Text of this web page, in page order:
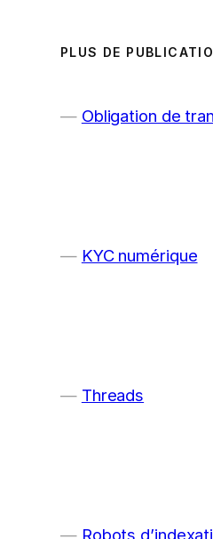
PLUS DE
Obligation de
KYC numérique
Threads
Robots